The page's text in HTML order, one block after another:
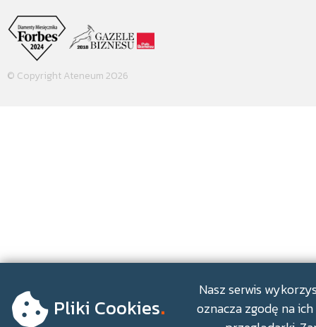
© Copyright Ateneum 2026
Pliki Cookies.
Nasz serwis
oznacza zgodę na